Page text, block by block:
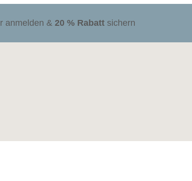
anmelden & 20 % Rabatt sichern